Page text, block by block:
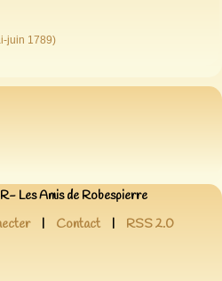
juin 1789)
Les Amis de Robespierre
| Contact | RSS 2.0